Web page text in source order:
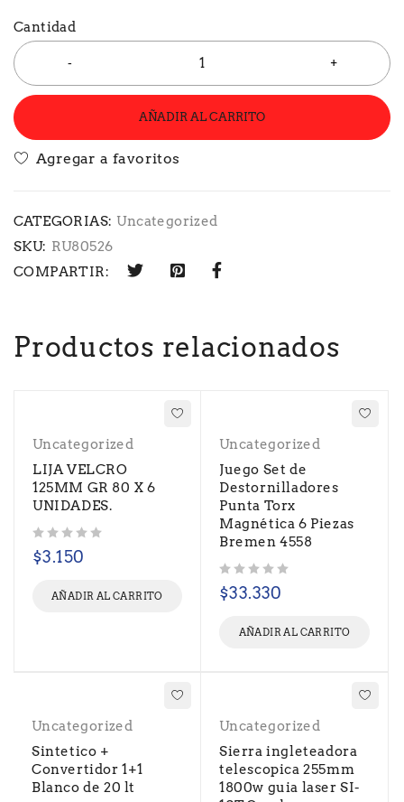
Cantidad
AÑADIR AL CARRITO
CATEGORIAS: Uncategorized
SKU: RU80526
COMPARTIR:
Productos relacionados
Uncategorized
LIJA VELCRO
125MM GR 80 X 6
UNIDADES.
$3.150
AÑADIR AL CARRITO
Uncategorized
Juego Set de
Destornilladores
Punta Torx
Magnética 6 Piezas
Bremen 4558
$33.330
AÑADIR AL CARRITO
Uncategorized
Sintetico +
Convertidor 1+1
Blanco de 20 lt
Uncategorized
Sierra ingleteadora
telescopica 255mm
1800w guia laser SI-